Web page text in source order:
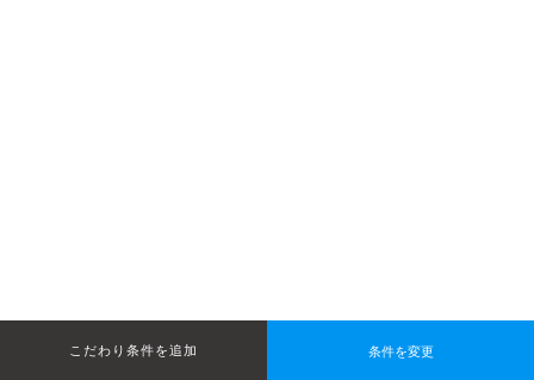
条件を変更